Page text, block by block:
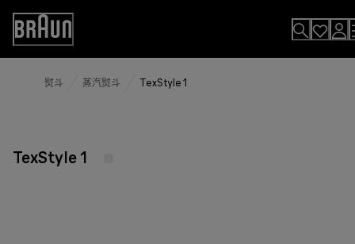
Skip
Content
Accessibility
Statement
熨斗 蒸汽熨斗 TexStyle 1
TexStyle 1